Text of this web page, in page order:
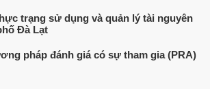
trạng sử dụng và quản lý tài nguyên
Đà Lạt
pháp đánh giá có sự tham gia (PRA)